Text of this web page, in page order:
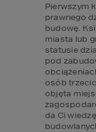
Pierwszym
prawnego
budowę.
miasta lub
statusie
pod
osób
objęta
da Ci